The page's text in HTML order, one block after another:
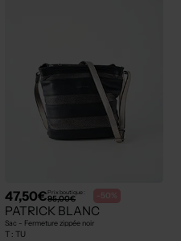
47,50€Prix boutique :
95,00€ -50%
PATRICK BLANC
Sac - Fermeture zippée noir
T : TU